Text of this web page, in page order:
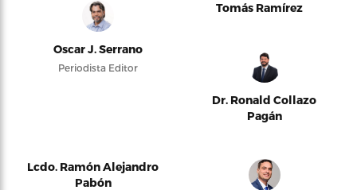
Oscar J. Serrano
Periodista Editor
Tomás Ramírez
Dr. Ronald Collazo
Pagán
Lcdo. Ramón Alejandro
Pabón